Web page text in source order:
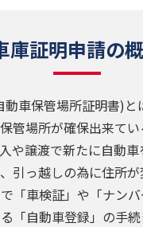
庫証明申請の
動車保管場所証明書)と
管場所が確保出来て
や譲渡で新たに自動
引っ越しの為に住所
「車検証」や「ナン
「自動車登録」の手